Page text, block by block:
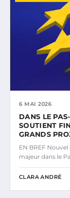
6 MAI 2026
DANS LE
SOUTIENT
GRANDS
EN BREF
majeur dans le
CLARA ANDRÉ